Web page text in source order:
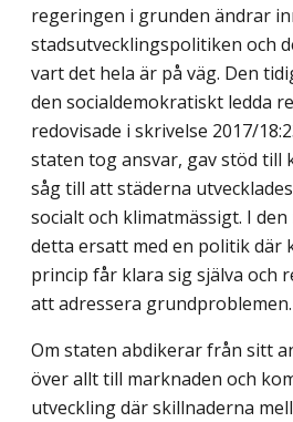
regeringen i grunden ändrar
stadsutvecklingspolitiken och
vart det hela är på väg. Den
den socialdemokratiskt ledda
redovisade i skrivelse 2017/
staten tog ansvar, gav stöd till
såg till att städerna
socialt och klimatmässigt. I
detta ersatt med en politik där
princip får klara sig själva och
att adressera grundproblemen.
Om staten abdikerar från sitt
över allt till marknaden och
utveckling där skillnaderna